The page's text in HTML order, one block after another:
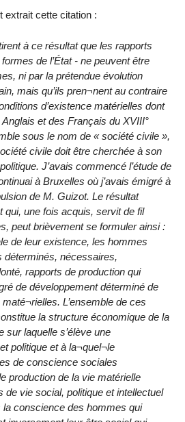
extrait cette citation :
à ce résultat que les rapports
de l’État - ne peuvent être
ni par la prétendue évolution
mais qu’ils pren¬nent au contraire
d’existence matérielles dont
et des Français du XVIII°
sous le nom de « société civile »,
civile doit être cherchée à son
J’avais commencé l’étude de
à Bruxelles où j’avais émigré à
de M. Guizot. Le résultat
qui, une fois acquis, servit de fil
peut brièvement se formuler ainsi :
de leur existence, les hommes
déterminés, nécessaires,
rapports de production qui
de développement déterminé de
L’ensemble de ces
la structure économique de la
sur laquelle s’élève une
politique et à la¬quel¬le
de conscience sociales
production de la vie matérielle
de vie social, politique et intellectuel
la conscience des hommes qui